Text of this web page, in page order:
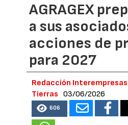
AGRAGEX
a sus
acciones de
para 2027
Redacción
Tierras
03/06/2026
606